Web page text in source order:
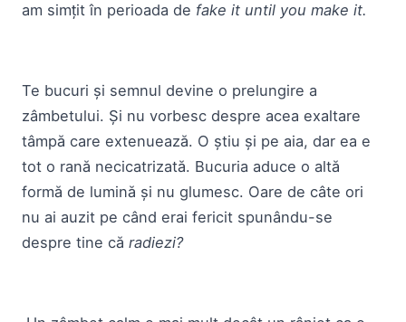
am simțit în perioada de fake it until you make it.
Te bucuri și semnul devine o prelungire a
zâmbetului. Și nu vorbesc despre acea exaltare
tâmpă care extenuează. O știu și pe aia, dar ea e
tot o rană necicatrizată. Bucuria aduce o altă
formă de lumină și nu glumesc. Oare de câte ori
nu ai auzit pe când erai fericit spunându-se
despre tine că radiezi?